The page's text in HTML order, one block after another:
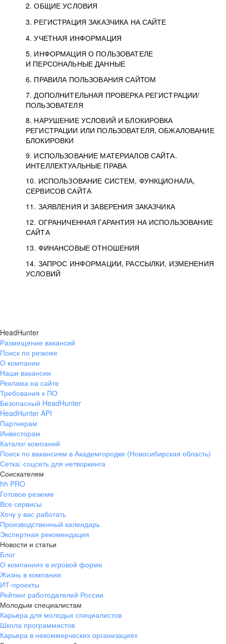
2. ОБЩИЕ УСЛОВИЯ
3. РЕГИСТРАЦИЯ ЗАКАЗЧИКА НА САЙТЕ
4. УЧЕТНАЯ ИНФОРМАЦИЯ
5. ИНФОРМАЦИЯ О ПОЛЬЗОВАТЕЛЕ
И ПЕРСОНАЛЬНЫЕ ДАННЫЕ
6. ПРАВИЛА ПОЛЬЗОВАНИЯ САЙТОМ
7. ДОПОЛНИТЕЛЬНАЯ ПРОВЕРКА РЕГИСТРАЦИИ/
ПОЛЬЗОВАТЕЛЯ
8. НАРУШЕНИЕ УСЛОВИЙ И БЛОКИРОВКА
РЕГИСТРАЦИИ ИЛИ ПОЛЬЗОВАТЕЛЯ, ОБЖАЛОВАНИЕ
БЛОКИРОВКИ
9. ИСПОЛЬЗОВАНИЕ МАТЕРИАЛОВ САЙТА.
ИНТЕЛЛЕКТУАЛЬНЫЕ ПРАВА
10. ИСПОЛЬЗОВАНИЕ СИСТЕМ, ФУНКЦИОНАЛА,
СЕРВИСОВ САЙТА
11. ЗАЯВЛЕНИЯ И ЗАВЕРЕНИЯ ЗАКАЗЧИКА
12. ОГРАНИЧЕННАЯ ГАРАНТИЯ НА ИСПОЛЬЗОВАНИЕ
САЙТА
13. ФИНАНСОВЫЕ ОТНОШЕНИЯ
14. ЗАПРОС ИНФОРМАЦИИ, РАССЫЛКИ, ИЗМЕНЕНИЯ
УСЛОВИЙ
HeadHunter
Размещение вакансий
Поиск по резюме
О компании
Наши вакансии
Реклама на сайте
Требования к ПО
Безопасный HeadHunter
HeadHunter API
Партнерам
Инвесторам
Каталог компаний
Поиск по вакансиям в Академгородке (Новосибирская область)
Сетка: соцсеть для нетворкинга
Соискателям
hh PRO
Готовое резюме
Все сервисы
Хочу у вас работать
Производственный календарь
Экспертная рекомендация
Новости и статьи
Блог
О компаниях в игровой форме
Жизнь в компании
ИТ-проекты
Рейтинг работодателей России
Молодым специалистам
Карьера для молодых специалистов
Школа программистов
Карьера в некоммерческих организациях